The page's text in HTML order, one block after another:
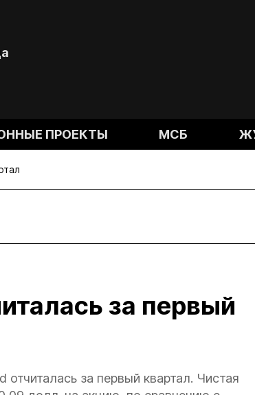
ПРОЕКТЫ МСБ
за первый
за первый квартал. Чистая